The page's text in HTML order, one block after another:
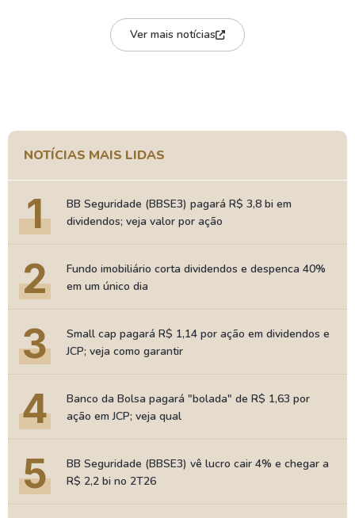
Ver mais notícias
NOTÍCIAS MAIS LIDAS
1
BB Seguridade (BBSE3) pagará R$ 3,8 bi em
dividendos; veja valor por ação
2
Fundo imobiliário corta dividendos e despenca 40%
em um único dia
3
Small cap pagará R$ 1,14 por ação em dividendos e
JCP; veja como garantir
4
Banco da Bolsa pagará "bolada" de R$ 1,63 por
ação em JCP; veja qual
5
BB Seguridade (BBSE3) vê lucro cair 4% e chegar a
R$ 2,2 bi no 2T26